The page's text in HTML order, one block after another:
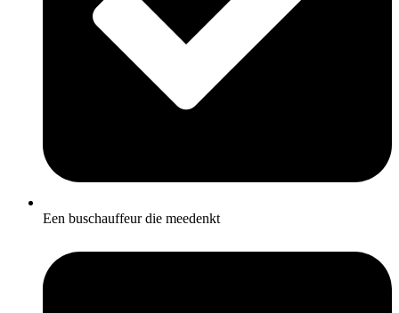
Een buschauffeur die meedenkt